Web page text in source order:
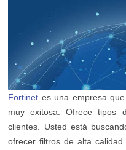
Fortinet es una empresa
muy exitosa. Ofrece tipos
clientes. Usted está
ofrecer filtros de alta